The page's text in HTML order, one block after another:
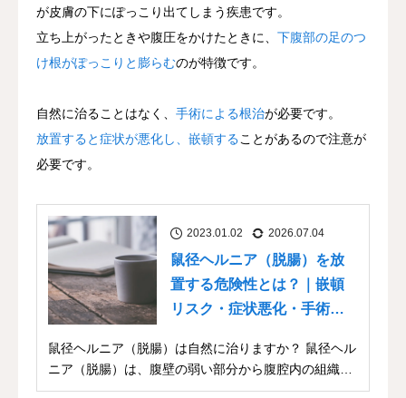
が皮膚の下にぽっこり出てしまう疾患です。
立ち上がったときや腹圧をかけたときに、 下腹部の足のつ
け根がぽっこりと膨らむのが特徴です。
自然に治ることはなく、 手術による根治が必要です。
放置すると症状が悪化し、嵌頓することがあるので注意が
必要です。
2023.01.02 2026.07.04
鼠径ヘルニア（脱腸）を放
置する危険性とは？｜嵌頓
リスク・症状悪化・手術の
鼠径ヘルニア（脱腸）は自然に治りますか？ 鼠径ヘル
ニア（脱腸）は、腹壁の弱い部分から腹腔内の組織
（腸...